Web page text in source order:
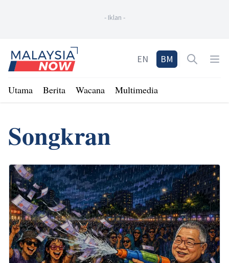
- Iklan -
Home
EN BM Open
Utama Berita Wacana Multimedia
Songkran